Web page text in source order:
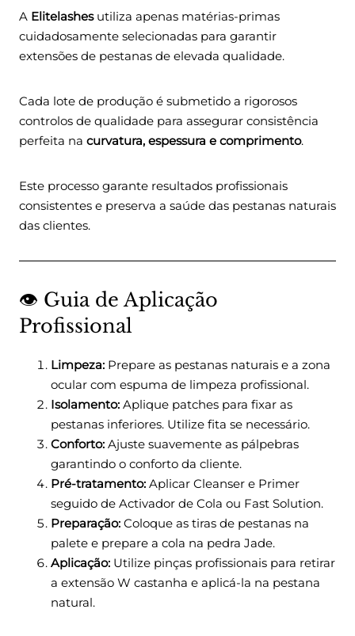
A Elitelashesutiliza apenas matérias-primas
cuidadosamente selecionadas para garantir
extensões de pestanas de elevada qualidade.
Cada lote de produção é submetido a rigorosos
controlos de qualidade para assegurar consistência
perfeita na curvatura, espessura e comprimento.
Este processo garante resultados profissionais
consistentes e preserva a saúde das pestanas naturais
das clientes.
👁️ Guia de Aplicação
Profissional
Limpeza: Prepare as pestanas naturais e a zona
ocular com espuma de limpeza profissional.
Isolamento: Aplique patches para fixar as
pestanas inferiores. Utilize fita se necessário.
Conforto: Ajuste suavemente as pálpebras
garantindo o conforto da cliente.
Pré-tratamento: Aplicar Cleanser e Primer
seguido de Activador de Cola ou Fast Solution.
Preparação: Coloque as tiras de pestanas na
palete e prepare a cola na pedra Jade.
Aplicação: Utilize pinças profissionais para retirar
a extensão W castanha e aplicá-la na pestana
natural.